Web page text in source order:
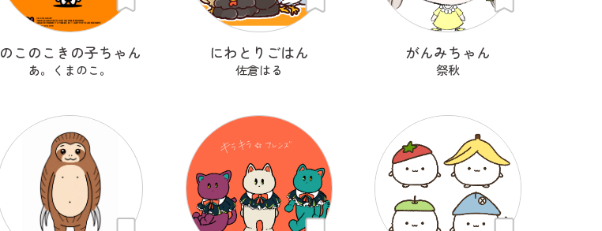
のこのこきの子ちゃん
あ。くまのこ。
にわとりごはん
佐倉はる
がんみちゃん
祭秋